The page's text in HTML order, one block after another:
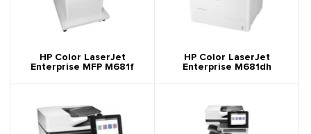
HP Color LaserJet
Enterprise MFP M681f
HP Color LaserJet
Enterprise M681dh